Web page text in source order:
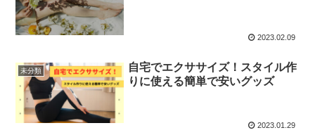
2023.02.09
未分類
自宅でエクササイズ！スタイル作
りに使える簡単で安いグッズ
2023.01.29